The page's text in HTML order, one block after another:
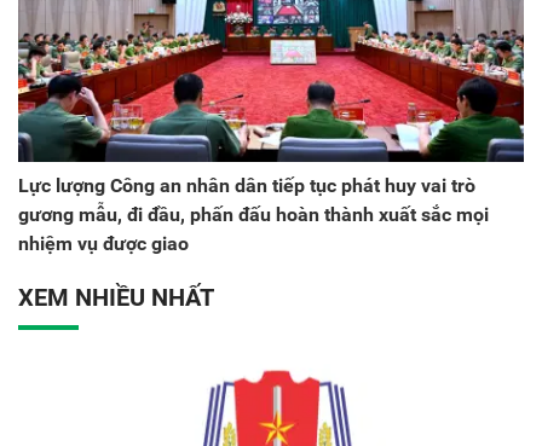
Lực lượng Công an nhân dân tiếp tục phát huy vai trò
gương mẫu, đi đầu, phấn đấu hoàn thành xuất sắc mọi
nhiệm vụ được giao
XEM NHIỀU NHẤT